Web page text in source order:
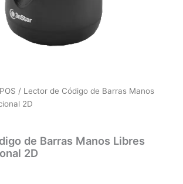
/ Lector de Código de Barras Manos
2D
de Barras Manos Libres
2D